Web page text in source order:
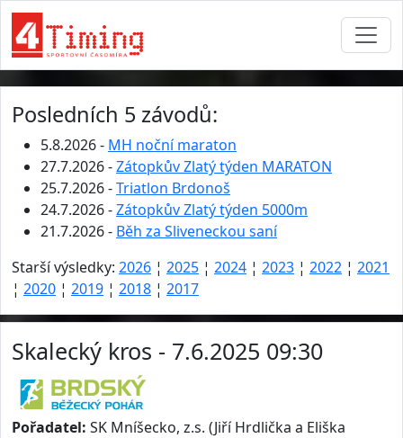
Posledních 5 závodů:
5.8.2026 - MH noční maraton
27.7.2026 -Zátopkův Zlatý týden MARATON
25.7.2026 -Triatlon Brdonoš
24.7.2026 -Zátopkův Zlatý týden 5000m
21.7.2026 - Běh za Sliveneckou saní
Starší výsledky: 2026 ¦ 2025 ¦ 2024 ¦ 2023 ¦ 2022 ¦ 2021
¦ 2020 ¦ 2019 ¦ 2018 ¦ 2017
Skalecký kros - 7.6.2025 09:30
Pořadatel: SK Mníšecko, z.s. (Jiří Hrdlička a Eliška